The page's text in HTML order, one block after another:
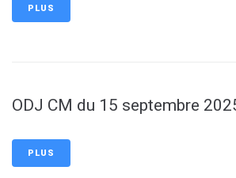
PLUS
ODJ CM du 15 septembre
PLUS